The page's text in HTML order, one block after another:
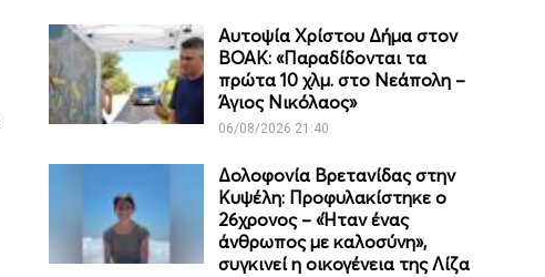
Αυτοψία Χρίστου Δήμα στον
ΒΟΑΚ: «Παραδίδονται τα
πρώτα 10 χλμ. στο Νεάπολη –
Άγιος Νικόλαος»
06/08/2026 21:40
Δολοφονία Βρετανίδας στην
Κυψέλη: Προφυλακίστηκε ο
26χρονος – «Ήταν ένας
άνθρωπος με καλοσύνη»,
συγκινεί η οικογένεια της Λίζα